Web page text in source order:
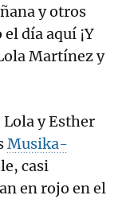
y otros
día aquí ¡Y
Martínez y
y Esther
Musika-
casi
en rojo en el